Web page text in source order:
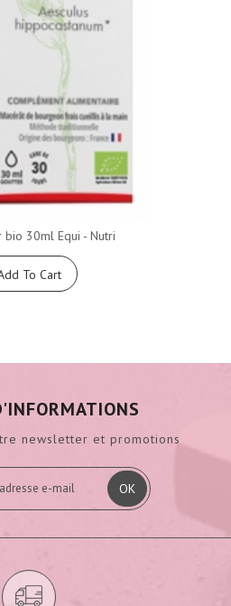
bio 30ml Equi - Nutri
To Cart
newsletter et promotions
OK